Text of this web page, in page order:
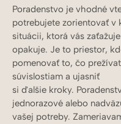
Poradenstvo je vhodné
potrebujete zorientovať v
situácii, ktorá vás
opakuje. Je to priestor,
pomenovať to, čo
súvislostiam a ujasniť
si ďalšie kroky.
jednorazové alebo
vašej potreby.